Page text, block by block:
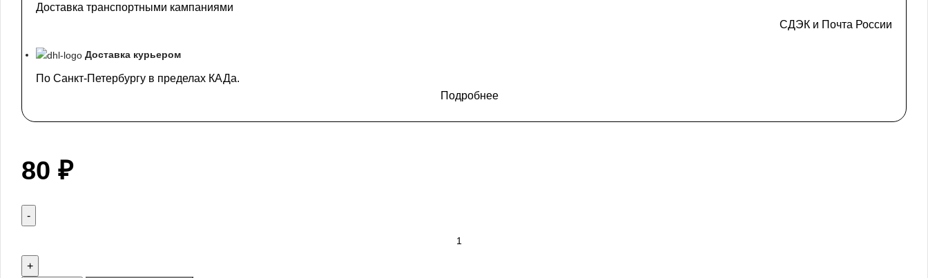
Доставка транспортными кампаниями
СДЭК и Почта России
Доставка курьером
По Санкт-Петербургу в пределах КАДа.
Подробнее
80 ₽